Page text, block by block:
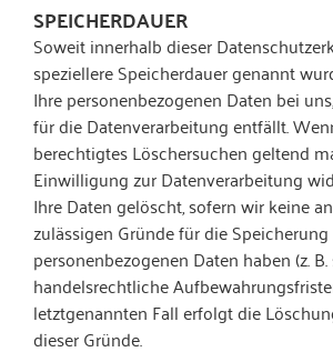
SPEICHERDAUER
Soweit innerhalb dieser
speziellere Speicherdauer genannt
Ihre personenbezogenen Daten bei
für die Datenverarbeitung entfällt.
berechtigtes Löschersuchen geltend
Einwilligung zur Datenverarbeitung
Ihre Daten gelöscht, sofern wir keine
zulässigen Gründe für die
personenbezogenen Daten haben (z.
handelsrechtliche
letztgenannten Fall erfolgt die
dieser Gründe.